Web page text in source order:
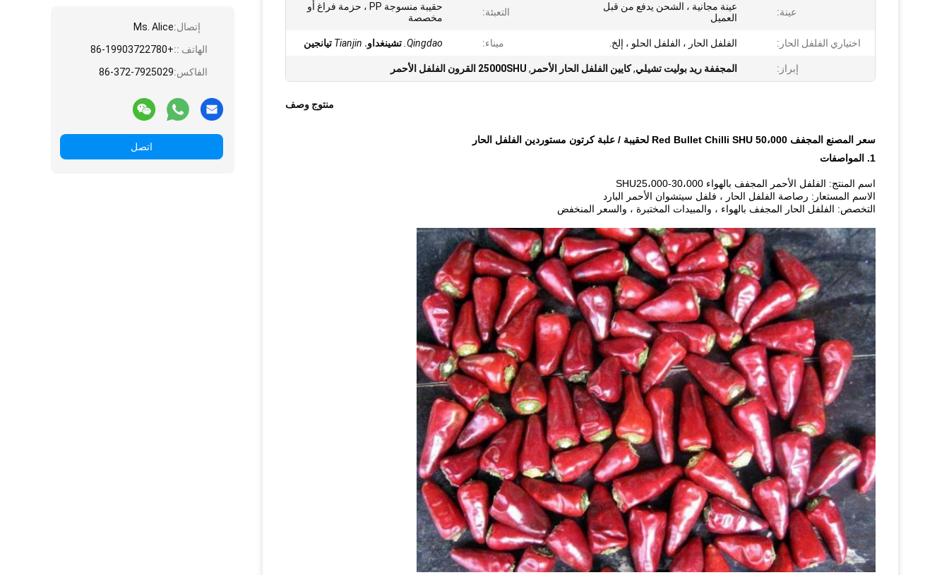
إتصال:Ms. Alice
الهاتف ::+86-19903722780
الفاكس:86-372-7925029
اتصل
عينة:
عينة مجانية ، الشحن يدفع من قبل
العميل
التعبئة:
حقيبة منسوجة PP ، حزمة فراغ أو
مخصصة
اختياري الفلفل الحار: الفلفل الحار ، الفلفل الحلو ، إلخ. ميناء: Qingdao. تشينغداو. Tianjin تيانجين
إبراز: المجففة ريد بوليت تشيلي,كايين الفلفل الحار الأحمر , 25000SHU القرون الفلفل الأحمر
منتوج وصف
سعر المصنع المجفف Red Bullet Chilli SHU 50،000 لحقيبة / علبة كرتون مستوردين الفلفل الحار
1. المواصفات
اسم المنتج: الفلفل الأحمر المجفف بالهواء SHU25،000-30،000
الاسم المستعار: رصاصة الفلفل الحار ، فلفل سيتشوان الأحمر البارد
التخصص: الفلفل الحار المجفف بالهواء ، والمبيدات المختبرة ، والسعر المنخفض